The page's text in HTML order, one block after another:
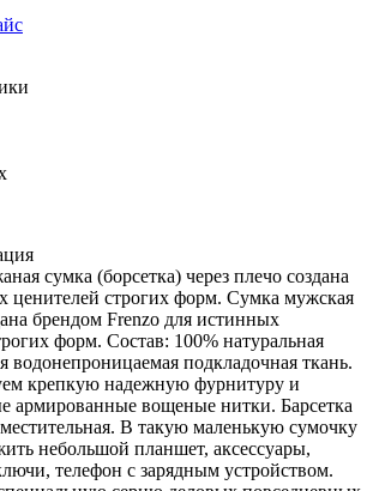
сумка (борсетка) через плечо создана
ценителей строгих форм. Сумка мужская
брендом Frenzo для истинных
форм. Состав: 100% натуральная
водонепроницаемая подкладочная ткань.
крепкую надежную фурнитуру и
армированные вощеные нитки. Барсетка
В такую маленькую сумочку
небольшой планшет, аксессуары,
телефон с зарядным устройством.